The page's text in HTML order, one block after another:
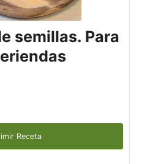
semillas. Para
Receta